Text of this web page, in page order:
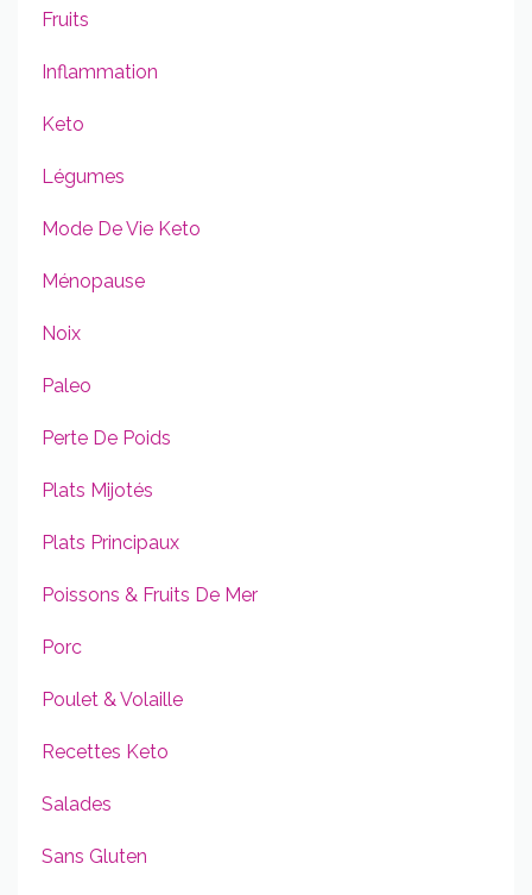
Fruits
Inflammation
Keto
Légumes
Mode De Vie Keto
Ménopause
Noix
Paleo
Perte De Poids
Plats Mijotés
Plats Principaux
Poissons & Fruits De Mer
Porc
Poulet & Volaille
Recettes Keto
Salades
Sans Gluten